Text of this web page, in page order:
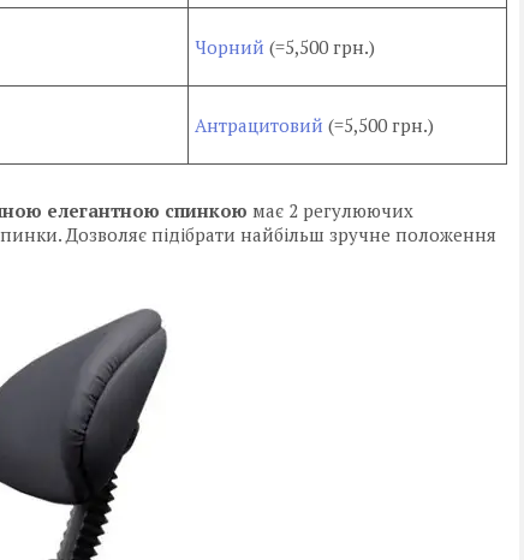
Чорний (=5,500 грн.)
Антрацитовий (=5,500 грн.)
елегантною спинкою має 2 регулюючих
Дозволяє підібрати найбільш зручне положення